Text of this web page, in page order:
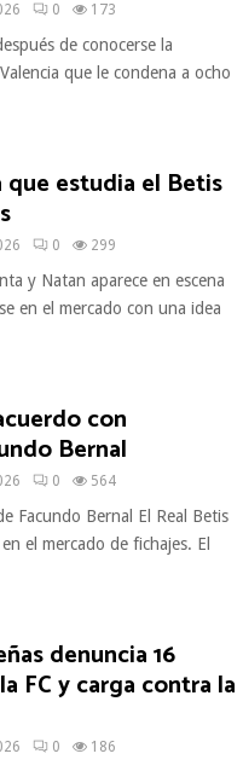
0 173
de conocerse la
que le condena a ocho
que estudia el Betis
0 299
y Natan aparece en escena
en el mercado con una idea
con
Bernal
0 564
Facundo Bernal El Real Betis
el mercado de fichajes. El
denuncia 16
FC y carga contra la
0 186